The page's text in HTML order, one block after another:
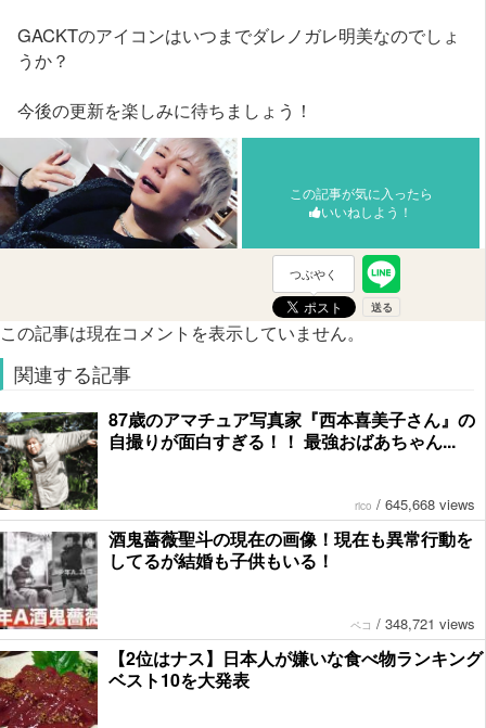
GACKTのアイコンはいつまでダレノガレ明美なのでしょ
うか？
今後の更新を楽しみに待ちましょう！
この記事が気に入ったら
いいねしよう！
つぶやく
この記事は現在コメントを表示していません。
関連する記事
87歳のアマチュア写真家『西本喜美子さん』の
自撮りが面白すぎる！！ 最強おばあちゃん...
rico / 645,668 views
酒鬼薔薇聖斗の現在の画像！現在も異常行動を
してるが結婚も子供もいる！
ペコ / 348,721 views
【2位はナス】日本人が嫌いな食べ物ランキング
ベスト10を大発表